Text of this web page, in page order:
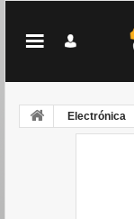
Electrónica